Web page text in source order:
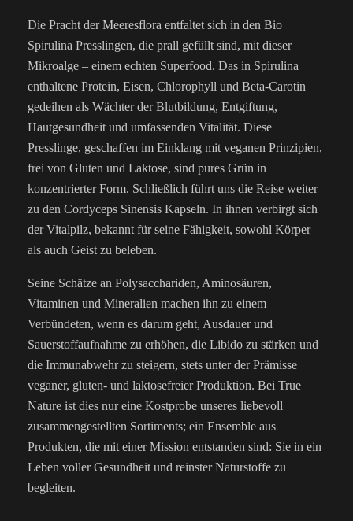
Die Pracht der Meeresflora entfaltet sich in den Bio
Spirulina Presslingen, die prall gefüllt sind, mit dieser
Mikroalge – einem echten Superfood. Das in Spirulina
enthaltene Protein, Eisen, Chlorophyll und Beta-Carotin
gedeihen als Wächter der Blutbildung, Entgiftung,
Hautgesundheit und umfassenden Vitalität. Diese
Presslinge, geschaffen im Einklang mit veganen Prinzipien,
frei von Gluten und Laktose, sind pures Grün in
konzentrierter Form. Schließlich führt uns die Reise weiter
zu den Cordyceps Sinensis Kapseln. In ihnen verbirgt sich
der Vitalpilz, bekannt für seine Fähigkeit, sowohl Körper
als auch Geist zu beleben.
Seine Schätze an Polysacchariden, Aminosäuren,
Vitaminen und Mineralien machen ihn zu einem
Verbündeten, wenn es darum geht, Ausdauer und
Sauerstoffaufnahme zu erhöhen, die Libido zu stärken und
die Immunabwehr zu steigern, stets unter der Prämisse
veganer, gluten- und laktosefreier Produktion. Bei True
Nature ist dies nur eine Kostprobe unseres liebevoll
zusammengestellten Sortiments; ein Ensemble aus
Produkten, die mit einer Mission entstanden sind: Sie in ein
Leben voller Gesundheit und reinster Naturstoffe zu
begleiten.